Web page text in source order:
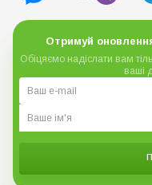
Отримуй
Обіцяємо надіслати вам
ваші